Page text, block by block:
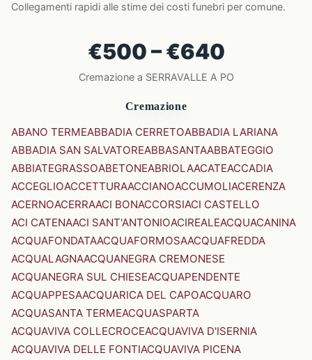
Collegamenti rapidi alle stime dei costi funebri per comune.
€500 – €640
Cremazione a SERRAVALLE A PO
Cremazione
ABANO TERMEABBADIA CERRETOABBADIA LARIANA
ABBADIA SAN SALVATOREABBASANTAABBATEGGIO
ABBIATEGRASSOABETONEABRIOLAACATEACCADIA
ACCEGLIOACCETTURAACCIANOACCUMOLIACERENZA
ACERNOACERRAACI BONACCORSIACI CASTELLO
ACI CATENAACI SANT'ANTONIOACIREALEACQUACANINA
ACQUAFONDATAACQUAFORMOSAACQUAFREDDA
ACQUALAGNAACQUANEGRA CREMONESE
ACQUANEGRA SUL CHIESEACQUAPENDENTE
ACQUAPPESAACQUARICA DEL CAPOACQUARO
ACQUASANTA TERMEACQUASPARTA
ACQUAVIVA COLLECROCEACQUAVIVA D'ISERNIA
ACQUAVIVA DELLE FONTIACQUAVIVA PICENA